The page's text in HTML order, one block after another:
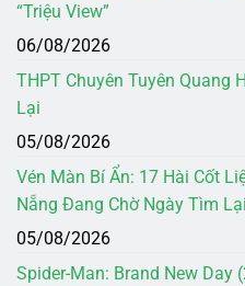
“Triệu View”
06/08/2026
THPT Chuyên Tuyên Quang
Lại
05/08/2026
Vén Màn Bí Ẩn: 17 Hài Cốt
Nẵng Đang Chờ Ngày Tìm
05/08/2026
Spider-Man: Brand New